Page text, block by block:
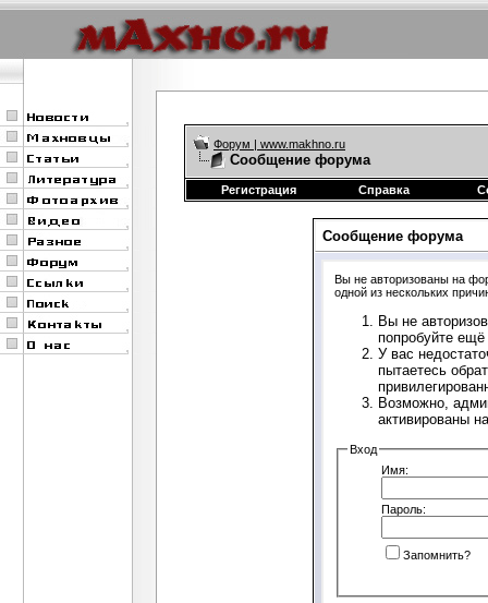
Форум | www.makhno.ru
Сообщение форума
Регистрация Справка
Сообщение форума
Вы не авторизованы на
одной из нескольких
Вы не
попробуйте ещё
У вас
пытаетесь
Возможно,
активированы
Вход
Имя:
Пароль:
Запомнить?